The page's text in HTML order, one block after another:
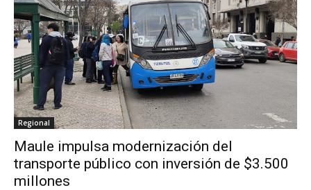
Regional
Maule impulsa modernización del
transporte público con inversión de $3.500
millones